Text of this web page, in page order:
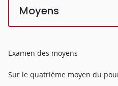
Moyens
Examen des moyens
Sur le quatrième moyen du